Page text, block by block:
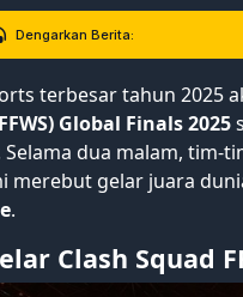
Dengarkan Berita:
terbesar tahun 2025
Global Finals 2025
Selama dua malam,
gelar juara
.
Clash Squad